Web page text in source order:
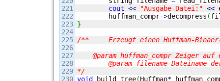
221
222
223
224
225
226
227
228
229
230
cout << "Ausgabe-Datei:" <<
	huffman_compr
->decompress (
}
/**	Erzeugt einen Huffman-Binaer-Baum anhand einer Datei.
@param huffman_compr Zeiger auf
	@param filename Dateiname der Datei, die als Wortvorlage verwendet wird
*/
void
build_tree(Huffman*